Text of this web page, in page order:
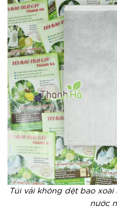
Túi vải không dệt bao
nước